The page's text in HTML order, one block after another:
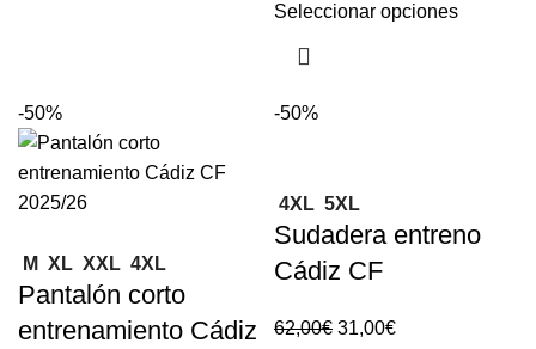
Seleccionar opciones
-50%
M XL XXL 4XL
Pantalón corto
entrenamiento Cádiz
-50%
4XL 5XL
Sudadera entreno
Cádiz CF
62,00€ 31,00€